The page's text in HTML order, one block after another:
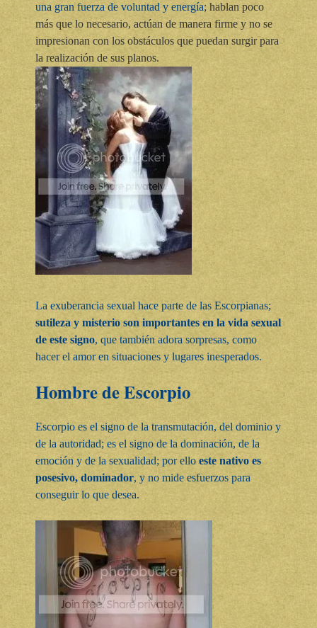
una gran fuerza de voluntad y energía; hablan poco
más que lo necesario, actúan de manera firme y no se
impresionan con los obstáculos que puedan surgir para
la realización de sus planos.
La exuberancia sexual hace parte de las Escorpianas;
sutileza y misterio son importantes en la vida sexual
de este signo, que también adora sorpresas, como
hacer el amor en situaciones y lugares inesperados.
Hombre de Escorpio
Escorpio es el signo de la transmutación, del dominio y
de la autoridad; es el signo de la dominación, de la
emoción y de la sexualidad; por ello este nativo es
posesivo, dominador, y no mide esfuerzos para
conseguir lo que desea.